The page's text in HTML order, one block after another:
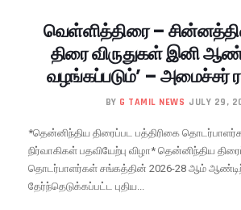
வெள்ளித்திரை –
திரை விருதுகள் இனி
வழங்கப்படும்’ –
BY G TAMIL NEWS JULY 29,
*தென்னிந்திய திரைப்பட பத்திரிகை
நிர்வாகிகள் பதவியேற்பு விழா* தென்னிந்திய
தொடர்பாளர்கள் சங்கத்தின் 2026-28 ஆம்
தேர்ந்தெடுக்கப்பட்ட புதிய...